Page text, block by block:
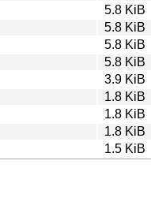
5.8 KiB
5.8 KiB
5.8 KiB
5.8 KiB
3.9 KiB
1.8 KiB
1.8 KiB
1.8 KiB
1.5 KiB